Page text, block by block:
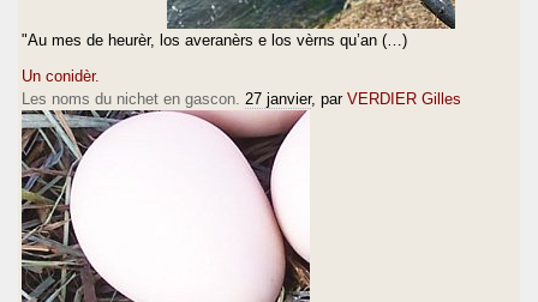
"Au mes de heurèr, los averanèrs e los vèrns qu’an (…)
Un conidèr.
Les noms du nichet en gascon. 27 janvier, par VERDIER Gilles